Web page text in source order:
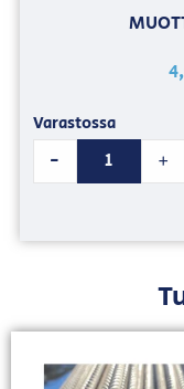
Varastossa
- +